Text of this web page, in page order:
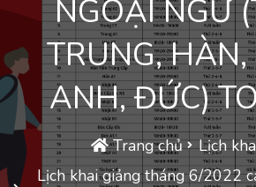
NGOẠI NGỮ
TRUNG,
ANH, ĐỨC)
Trang chủ
Lịch
Lịch khai giảng tháng 6/2022